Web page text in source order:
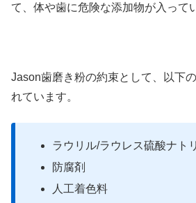
て、体や歯に危険な添加物が入って
Jason歯磨き粉の約束として、以下
れています。
ラウリル/ラウレス硫酸ナト
防腐剤
人工着色料